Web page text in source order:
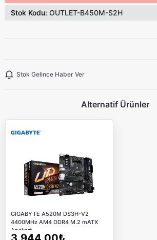
Stok Kodu: OUTLET-B450M-S2H
Stok Gelince Haber Ver
Alternatif Ürünler
GIGABYTE A520M DS3H-V2
4400MHz AM4 DDR4 M.2 mATX
Anakart